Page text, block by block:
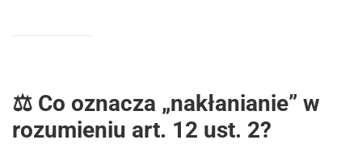
⚖️ Co oznacza „nakłanianie” w
rozumieniu art. 12 ust. 2?